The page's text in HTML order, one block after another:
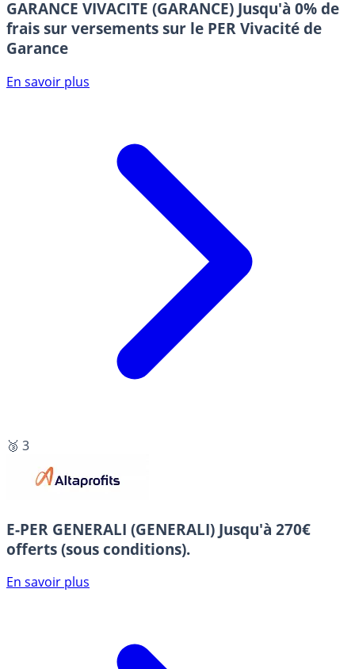
GARANCE VIVACITE (GARANCE) Jusqu'à 0% de
frais sur versements sur le PER Vivacité de
Garance
En savoir plus
🥉 3
E-PER GENERALI (GENERALI) Jusqu'à 270€
offerts (sous conditions).
En savoir plus